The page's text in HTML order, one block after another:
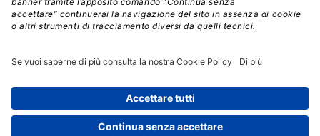
LSWR Group
Mixer è un prodotto del network Edra Edizioni. Direzione, amministrazione,
redazione, pubblicità | © Copyright 2026 – Tutti i diritti riservati | Partita IVA e C.F.
14392510963